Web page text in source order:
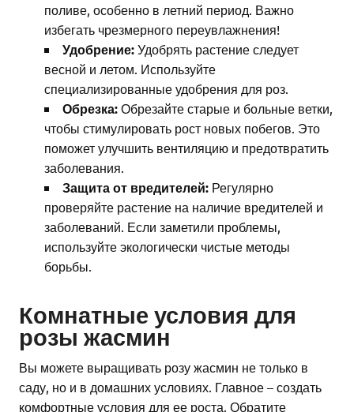
поливе, особенно в летний период. Важно
избегать чрезмерного переувлажнения!
Удобрение: Удобрять растение следует
весной и летом. Используйте
специализированные удобрения для роз.
Обрезка: Обрезайте старые и больные ветки,
чтобы стимулировать рост новых побегов. Это
поможет улучшить вентиляцию и предотвратить
заболевания.
Защита от вредителей: Регулярно
проверяйте растение на наличие вредителей и
заболеваний. Если заметили проблемы,
используйте экологически чистые методы
борьбы.
Комнатные условия для
розы жасмин
Вы можете выращивать розу жасмин не только в
саду, но и в домашних условиях. Главное – создать
комфортные условия для ее роста. Обратите